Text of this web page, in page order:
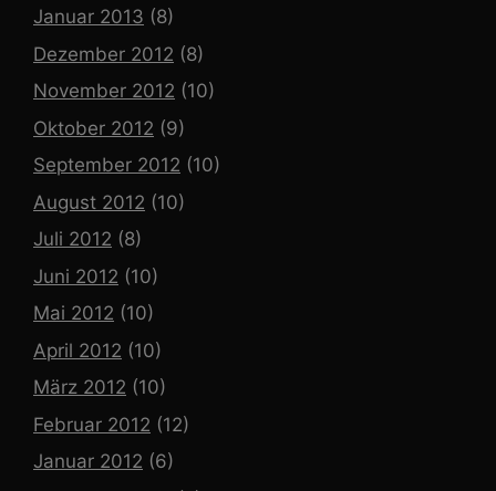
Januar 2013 (8)
Dezember 2012 (8)
November 2012 (10)
Oktober 2012 (9)
September 2012 (10)
August 2012 (10)
Juli 2012 (8)
Juni 2012 (10)
Mai 2012 (10)
April 2012 (10)
März 2012 (10)
Februar 2012 (12)
Januar 2012 (6)